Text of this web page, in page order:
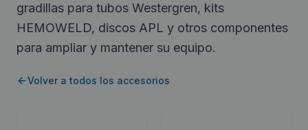
gradillas para tubos Westergren, kits
HEMOWELD, discos APL y otros componentes
para ampliar y mantener su equipo.
Volver a todos los accesorios